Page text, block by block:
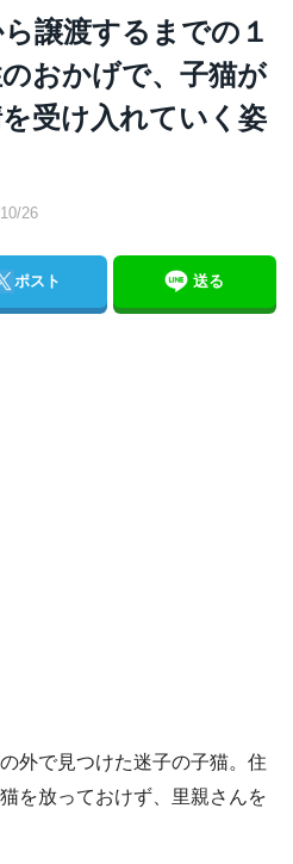
譲渡するまでの１
おかげで、子猫が
受け入れていく姿
26
ポスト 送る
外で見つけた迷子の子猫。住
を放っておけず、里親さんを